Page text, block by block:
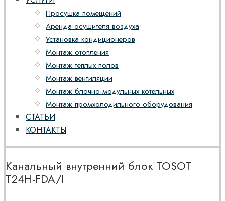
Просушка помещений
Аренда осушителя воздуха
Установка кондиционеров
Монтаж отопления
Монтаж теплых полов
Монтаж вентиляции
Монтаж блочно-модульных котельных
Монтаж промхолодильного оборудования
СТАТЬИ
КОНТАКТЫ
Канальный внутренний блок TOSOT
T24H-FDA/I